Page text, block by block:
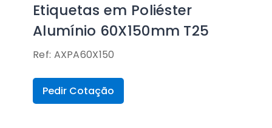
Etiquetas em Poliéster
Alumínio 60X150mm T25
Ref: AXPA60X150
Pedir Cotação